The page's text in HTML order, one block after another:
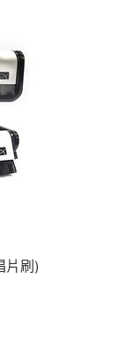
片刷)